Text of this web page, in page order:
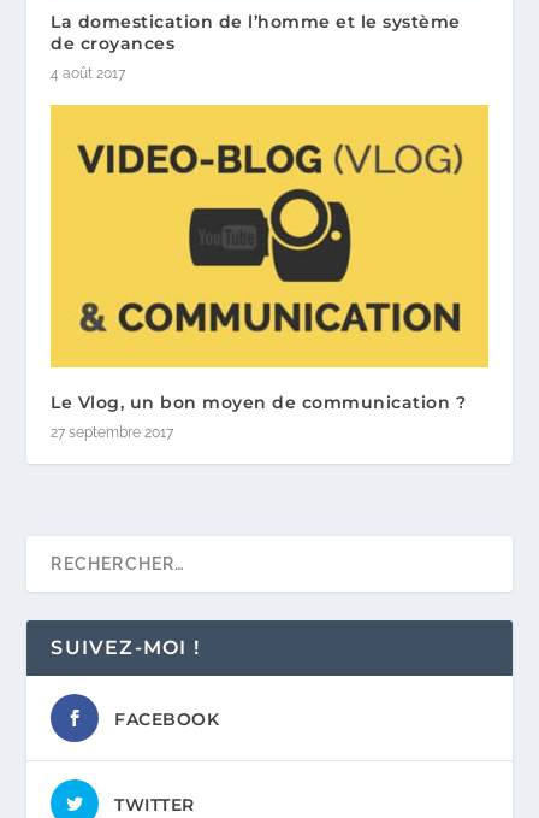
La domestication de l’homme et le système
de croyances
4 août 2017
Le Vlog, un bon moyen de communication ?
27 septembre 2017
SUIVEZ-MOI !
FACEBOOK
TWITTER